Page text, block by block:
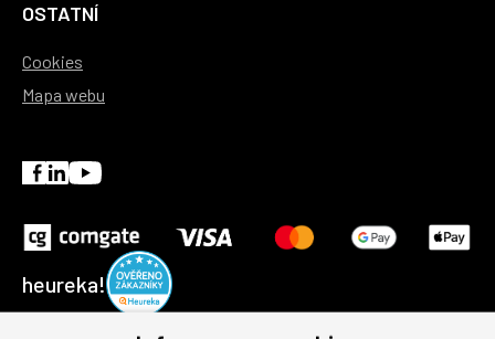
OSTATNÍ
Cookies
Mapa webu
heureka!